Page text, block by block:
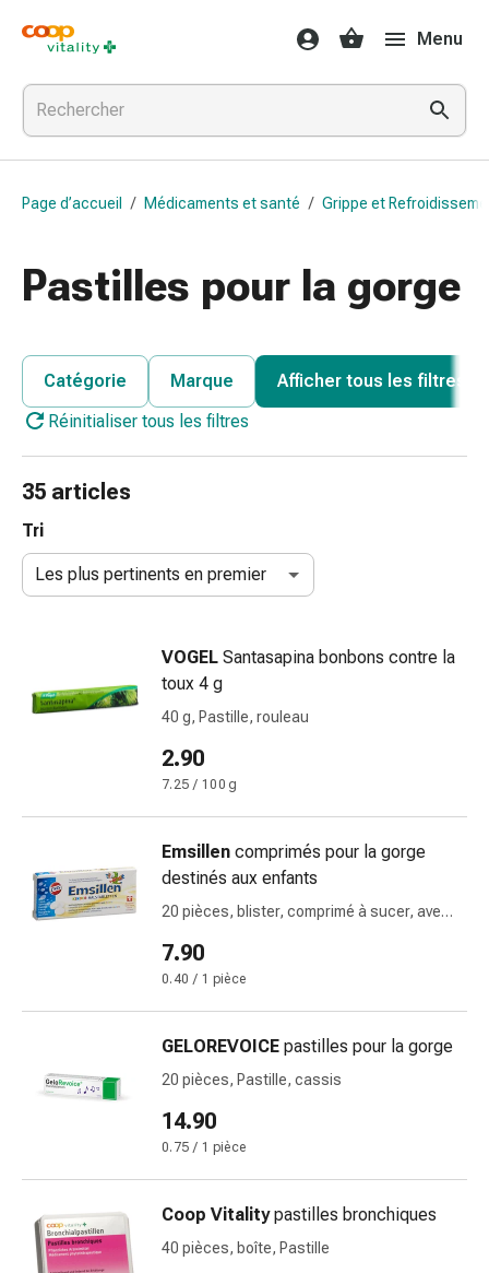
Médicaments
et
santé
Grippe
et
Refroidissement
pour
gorge
Médicaments
grippe
le
Toux
et
accessoires
Nettoyeur
Mouchoirs
en
papier
Rhume
Soins
des
Bandes
élastiques
Pansements
pour
les
doigts
Pansements
de
Menu
Page d’accueil / Médicaments et santé / Grippe et
Pastilles pour la gorge
Catégorie Marque
Afficher tous les filtres
Réinitialiser tous les filtres
35 articles
Tri
Les plus pertinents en premier
VOGEL Santasapina bonbons contre la
toux 4 g
40 g, Pastille, rouleau
2.90
7.25 / 100 g
Emsillen comprimés pour la gorge
destinés aux enfants
20 pièces, blister, comprimé à sucer, avec
7.90
0.40 / 1 pièce
GELOREVOICE pastilles pour la gorge
20 pièces, Pastille, cassis
14.90
0.75 / 1 pièce
Coop Vitality pastilles bronchiques
40 pièces, boîte, Pastille